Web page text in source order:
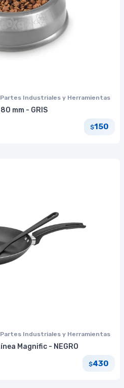
Partes Industriales y Herramientas
mm - GRIS
$150
Partes Industriales y Herramientas
Magnific - NEGRO
$430